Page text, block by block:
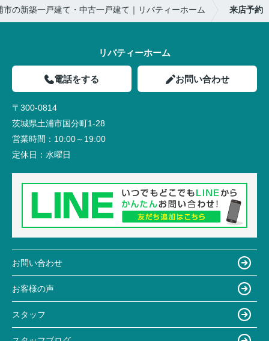
市の新築一戸建て・中古一戸建て｜リバティーホーム 来店予約
リバティーホーム
電話をする お問い合わせ
〒300-0814
茨城県土浦市国分町1-28
営業時間： 10:00～19:00
定休日： 水曜日
お問い合わせ
お客様の声
スタッフ